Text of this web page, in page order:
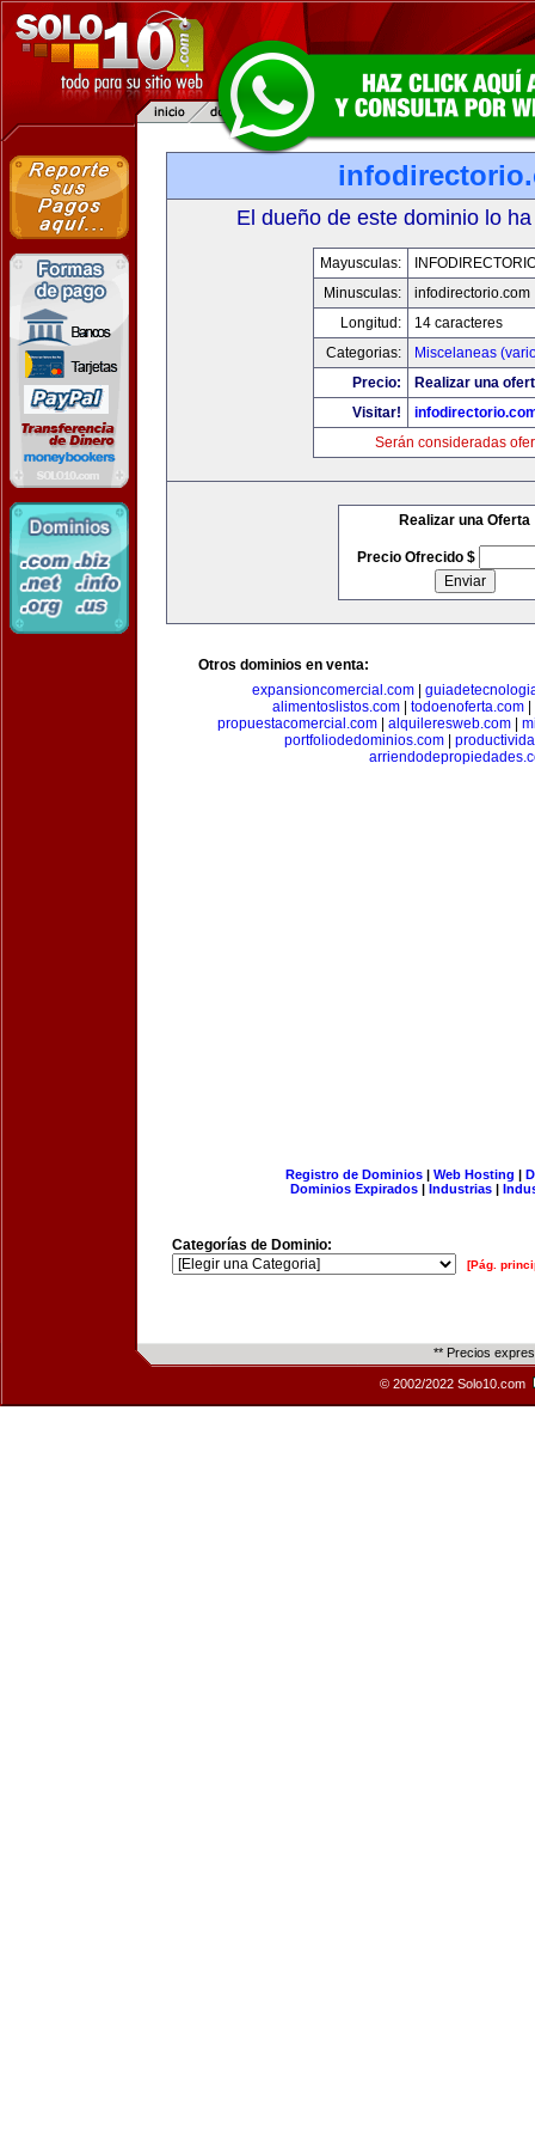
El dueño de este dominio lo
Mayusculas:
Minusculas:
infodirectorio.com
Longitud:
14 caracteres
Categorias:
Miscelaneas
Precio:
Realizar una
Visitar!
Serán consideradas
Realizar una Oferta
Precio Ofrecido $
Otros dominios en venta:
expansioncomercial.com|
alimentoslistos.com| todoenoferta.com|
propuestacomercial.com
alquileresweb.com
portfoliodedominios.com
Registro de Dominios| Web Hosting |
Dominios Expirados | Industrias |
Categorías de Dominio:
[Pág.
** Precios
© 2002/2022 Solo10.com